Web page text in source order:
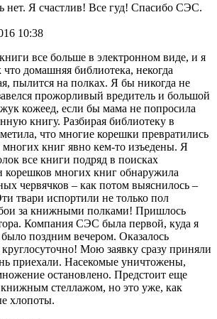
нет. Я счастлив! Все гуд! Спасибо СЭС.
10:38
все больше в электронном виде, и я
домашняя библиотека, некогда
пылится на полках. Я бы никогда не
прожорливый вредитель и большой
кожеед, если бы мама не попросила
книгу. Разбирая библиотеку в
что многие корешки превратились
многих книг явно кем-то изъедены. Я
все книги подряд в поисках
корешков многих книг обнаружила
червячков – как потом выяснилось –
твари испортили не только пол
за книжными полками! Пришлось
Компания СЭС была первой, куда я
было поздним вечером. Оказалось
круглосуточно! Мою заявку сразу приняли
приехали. Насекомые уничтожены,
остановлено. Предстоит еще
книжным стеллажом, но это уже, как
хлопоты.